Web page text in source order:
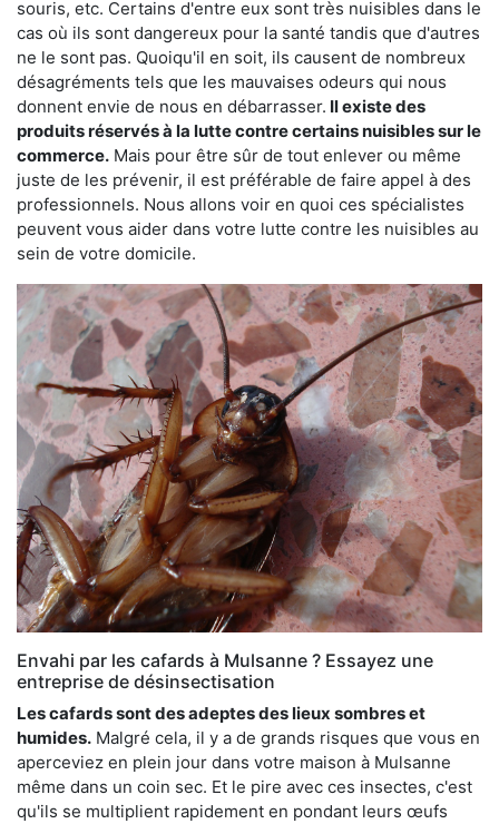
souris, etc. Certains d'entre eux sont très nuisibles dans le
cas où ils sont dangereux pour la santé tandis que d'autres
ne le sont pas. Quoiqu'il en soit, ils causent de nombreux
désagréments tels que les mauvaises odeurs qui nous
donnent envie de nous en débarrasser. Il existe des
produits réservés à la lutte contre certains nuisibles sur le
commerce. Mais pour être sûr de tout enlever ou même
juste de les prévenir, il est préférable de faire appel à des
professionnels. Nous allons voir en quoi ces spécialistes
peuvent vous aider dans votre lutte contre les nuisibles au
sein de votre domicile.
Envahi par les cafards à Mulsanne ? Essayez une
entreprise de désinsectisation
Les cafards sont des adeptes des lieux sombres et
humides. Malgré cela, il y a de grands risques que vous en
aperceviez en plein jour dans votre maison à Mulsanne
même dans un coin sec. Et le pire avec ces insectes, c'est
qu'ils se multiplient rapidement en pondant leurs œufs